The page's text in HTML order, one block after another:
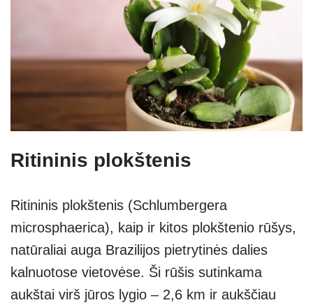
Ritininis plokštenis
Ritininis plokštenis (Schlumbergera
microsphaerica), kaip ir kitos plokštenio rūšys,
natūraliai auga Brazilijos pietrytinės dalies
kalnuotose vietovėse. Ši rūšis sutinkama
aukštai virš jūros lygio – 2,6 km ir aukščiau